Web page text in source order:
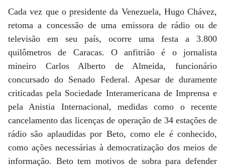
Cada vez que o presidente da Venezuela, Hugo Chávez,
retoma a concessão de uma emissora de rádio ou de
televisão em seu país, ocorre uma festa a 3.800
quilômetros de Caracas. O anfitrião é o jornalista
mineiro Carlos Alberto de Almeida, funcionário
concursado do Senado Federal. Apesar de duramente
criticadas pela Sociedade Interamericana de Imprensa e
pela Anistia Internacional, medidas como o recente
cancelamento das licenças de operação de 34 estações de
rádio são aplaudidas por Beto, como ele é conhecido,
como ações necessárias à democratização dos meios de
informação. Beto tem motivos de sobra para defender